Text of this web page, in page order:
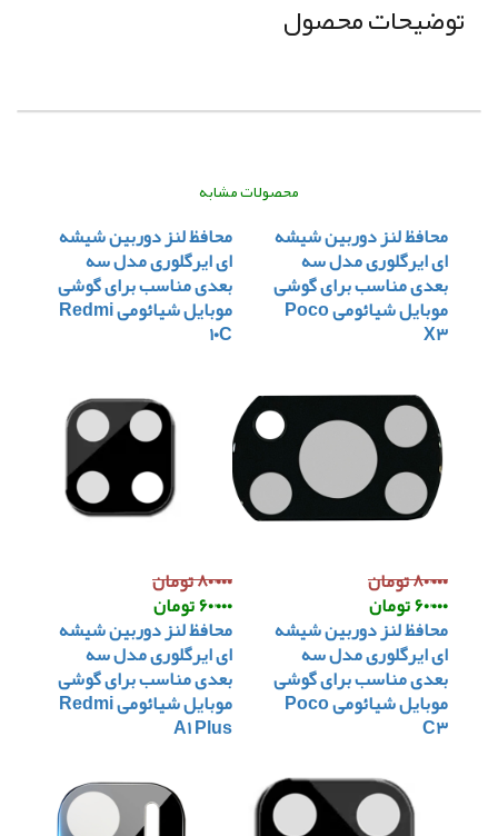
توضیحات محصول
محصولات مشابه
محافظ لنز دوربین شیشه
ای ایرگلوری مدل سه
بعدی مناسب برای گوشی
موبایل شیائومی Poco
X۳
۸۰٬۰۰۰ تومان
۶۰٬۰۰۰ تومان
محافظ لنز دوربین شیشه
ای ایرگلوری مدل سه
بعدی مناسب برای گوشی
موبایل شیائومی Redmi
۱۰C
۸۰٬۰۰۰ تومان
۶۰٬۰۰۰ تومان
محافظ لنز دوربین شیشه
ای ایرگلوری مدل سه
بعدی مناسب برای گوشی
موبایل شیائومی Poco
C۳
محافظ لنز دوربین شیشه
ای ایرگلوری مدل سه
بعدی مناسب برای گوشی
موبایل شیائومی Redmi
A۱ Plus